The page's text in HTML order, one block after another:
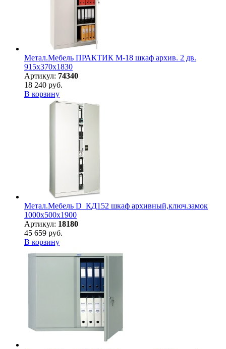
Метал.Мебель ПРАКТИК М-18 шкаф архив. 2 дв.
915х370х1830
Артикул: 74340
18 240 руб.
В корзину
Метал.Мебель D_КД152 шкаф архивный,ключ.замок
1000х500х1900
Артикул: 18180
45 659 руб.
В корзину